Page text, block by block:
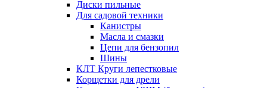
Диски пильные
Для садовой техники
Канистры
Масла и смазки
Цепи для бензопил
Шины
КЛТ Круги лепестковые
Корщетки для дрели